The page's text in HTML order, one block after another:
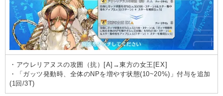
・アウレリアヌスの攻囲（抗）[A]→東方の女王[EX]
・「ガッツ発動時、全体のNPを増やす状態(10~20%)」付与を追加
(1回/3T)